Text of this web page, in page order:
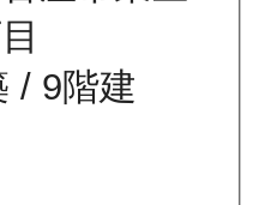
/ 9階建